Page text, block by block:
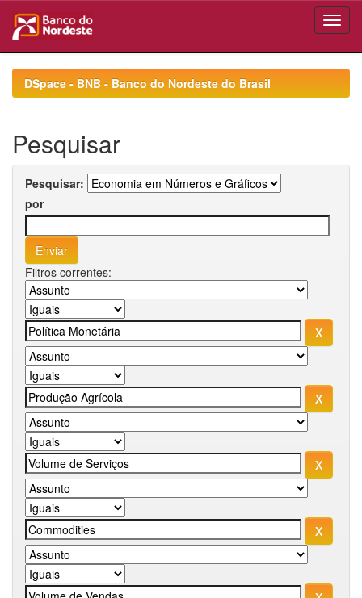
navigationDSpace - BNB - Banco do Nordeste do Brasil
Pesquisar
Pesquisar:
por
Filtros correntes: